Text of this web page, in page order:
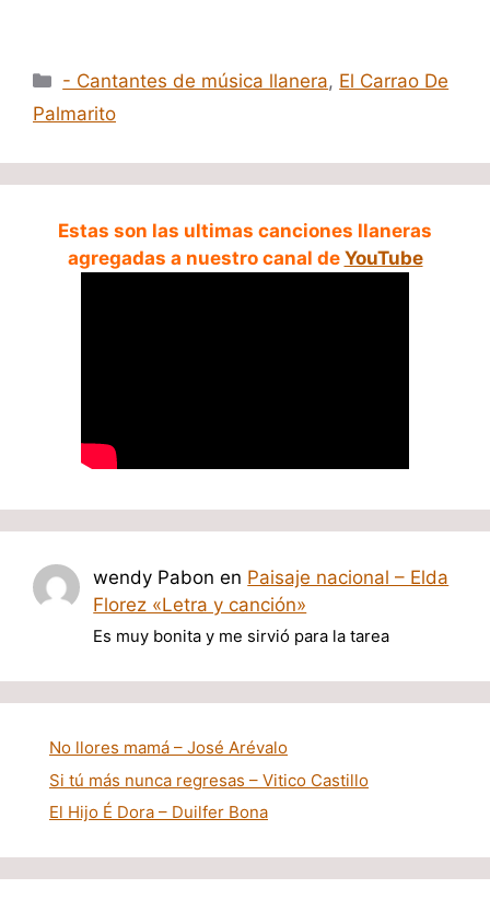
Categorías
- Cantantes de música llanera, El Carrao De
Palmarito
Estas son las ultimas canciones llaneras
agregadas a nuestro canal de YouTube
wendy Pabon en Paisaje nacional – Elda
Florez «Letra y canción»
Es muy bonita y me sirvió para la tarea
No llores mamá – José Arévalo
Si tú más nunca regresas – Vitico Castillo
El Hijo É Dora – Duilfer Bona